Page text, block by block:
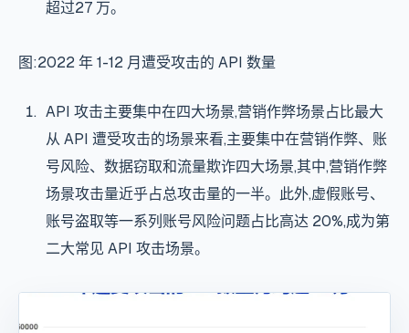
超过27 万。
图:2022 年 1-12 月遭受攻击的 API 数量
API 攻击主要集中在四大场景,营销作弊场景占比最大
从 API 遭受攻击的场景来看,主要集中在营销作弊、账
号风险、数据窃取和流量欺诈四大场景,其中,营销作弊
场景攻击量近乎占总攻击量的一半。此外,虚假账号、
账号盗取等一系列账号风险问题占比高达 20%,成为第
二大常见 API 攻击场景。